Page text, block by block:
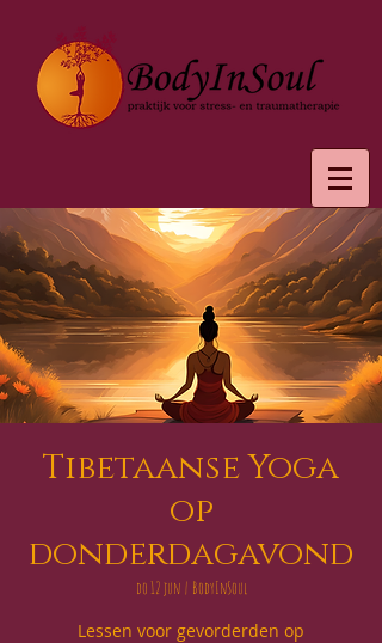
Tibetaanse Yoga
op
donderdagavond
do 12 jun
  |
BodyInSoul
Lessen voor gevorderden op